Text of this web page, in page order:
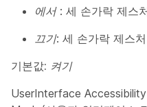
에서: 세 손가락 제스
끄기: 세 손가락 제스
기본값: 켜기
UserInterface